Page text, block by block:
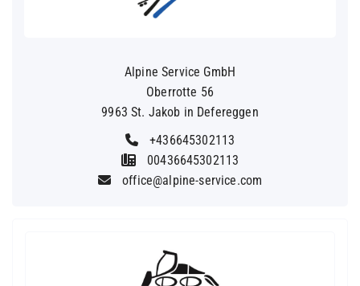
Alpine Service GmbH
Oberrotte 56
9963 St. Jakob in Defereggen
+436645302113
00436645302113
office@alpine-service.com